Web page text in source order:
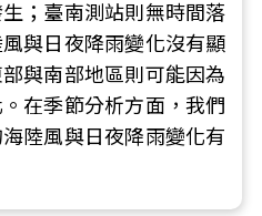
；臺南測站則無時間落
與日夜降雨變化沒有顯
與南部地區則可能因為
在季節分析方面，我們
陸風與日夜降雨變化有